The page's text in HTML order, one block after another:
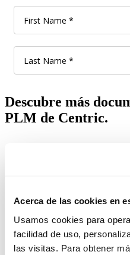
Acerca de las cookies en
Usamos cookies para
facilidad de uso,
las visitas. Para obtener
Descubre más
PLM de Centric.
Muéstrame todas las
Ver para creer
¿Tu empresa de moda o venta
alcanzar los objetivos de
en un mercado de rápida